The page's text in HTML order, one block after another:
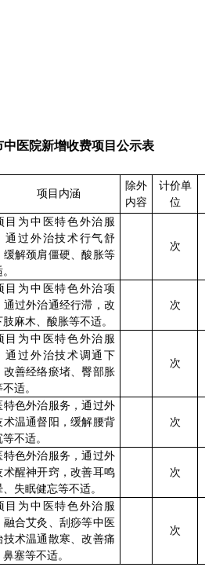
中医院新增收费项目公示表
项目内涵
除外
内容
计价单
位
目为中医特色外治服
通过外治技术行气舒
缓解颈肩僵硬、酸胀等
次
目为中医特色外治项
通过外治通经行滞，改
肢麻木、酸胀等不适。
次
目为中医特色外治服
通过外治技术调通下
改善经络瘀堵、臀部胀
适。
次
特色外治服务，通过外
术温通督阳，缓解腰背
不适。
次
特色外治服务，通过外
术醒神开窍，改善耳鸣
失眠健忘等不适。
次
目为中医特色外治服
融合艾灸、刮痧等中医
技术温通散寒、改善痛
塞等不适。
次